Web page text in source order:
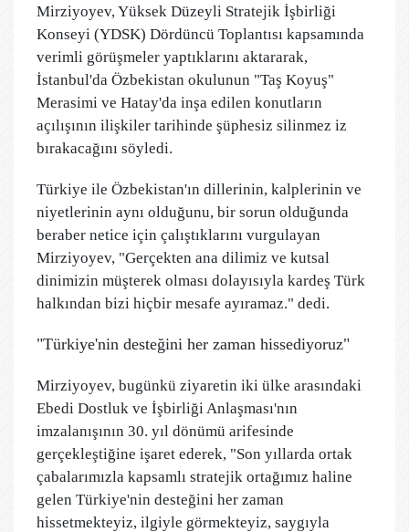
Mirziyoyev, Yüksek Düzeyli Stratejik İşbirliği
Konseyi (YDSK) Dördüncü Toplantısı kapsamında
verimli görüşmeler yaptıklarını aktararak,
İstanbul'da Özbekistan okulunun "Taş Koyuş"
Merasimi ve Hatay'da inşa edilen konutların
açılışının ilişkiler tarihinde şüphesiz silinmez iz
bırakacağını söyledi.
Türkiye ile Özbekistan'ın dillerinin, kalplerinin ve
niyetlerinin aynı olduğunu, bir sorun olduğunda
beraber netice için çalıştıklarını vurgulayan
Mirziyoyev, "Gerçekten ana dilimiz ve kutsal
dinimizin müşterek olması dolayısıyla kardeş Türk
halkından bizi hiçbir mesafe ayıramaz." dedi.
"Türkiye'nin desteğini her zaman hissediyoruz"
Mirziyoyev, bugünkü ziyaretin iki ülke arasındaki
Ebedi Dostluk ve İşbirliği Anlaşması'nın
imzalanışının 30. yıl dönümü arifesinde
gerçekleştiğine işaret ederek, "Son yıllarda ortak
çabalarımızla kapsamlı stratejik ortağımız haline
gelen Türkiye'nin desteğini her zaman
hissetmekteyiz, ilgiyle görmekteyiz, saygıyla